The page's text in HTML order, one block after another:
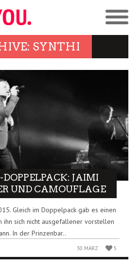
SYNTHI
JAIMI
UND CAMOUFLAGE
Gleich im Doppelpack gab es einen
ihn sich nicht ausgefallener vorstellen
In der Prinzenbar..
30 MÄRZ 5